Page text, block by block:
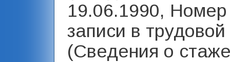
19.06.1990, Номер
записи в
(Сведения о